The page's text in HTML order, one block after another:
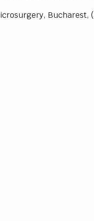
PARTNER COLLABORA CON NOI
icrosurgery, Bucharest, (